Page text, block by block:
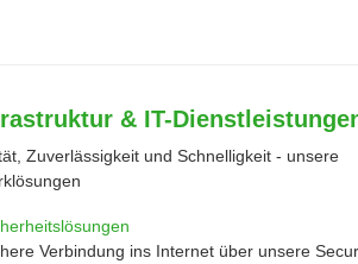
& IT-
Zuverlässigkeit und Schnelligkeit - unsere
Verbindung ins Internet über unsere